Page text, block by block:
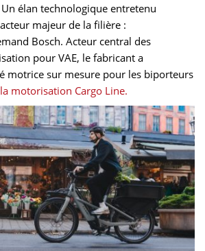
Un élan technologique entretenu
majeur de la filière :
Bosch. Acteur central des
pour VAE, le fabricant a
motrice sur mesure pour les biporteurs
la motorisation Cargo Line.